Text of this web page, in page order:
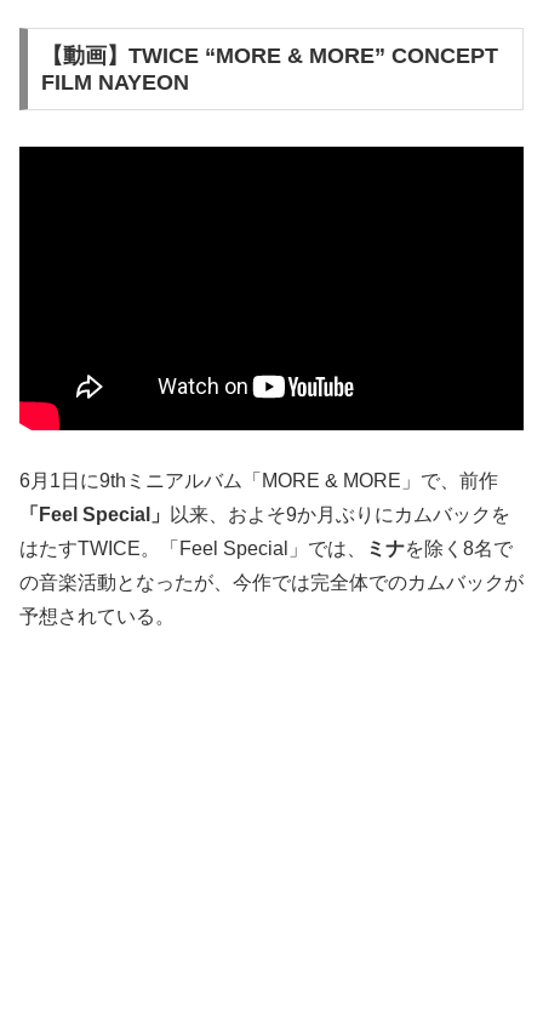
【動画】TWICE “MORE & MORE” CONCEPT
FILM NAYEON
6月1日に9thミニアルバム「MORE & MORE」で、前作
「Feel Special」
以来、およそ9か月ぶりにカムバックを
はたすTWICE。「Feel Special」では、
ミナを除く8名で
の音楽活動となったが、今作では完全体でのカムバックが
予想されている。